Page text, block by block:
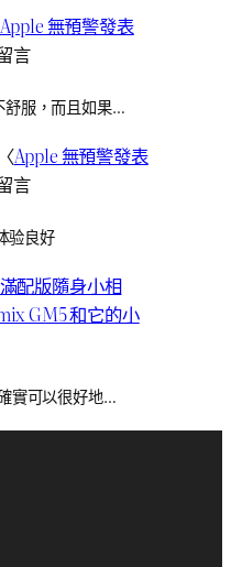
Apple 無預警發表
言
舒服，而且如果…
Apple 無預警發表
言
验良好
滿配版隨身小相
GM5 和它的小
實可以很好地…